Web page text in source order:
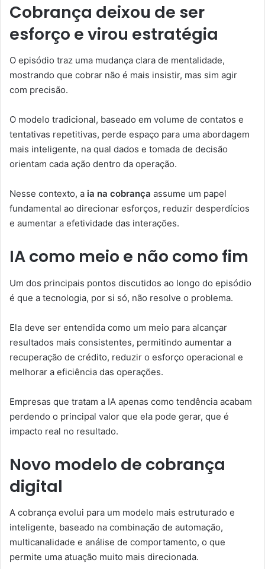
Cobrança deixou de ser
esforço e virou estratégia
O episódio traz uma mudança clara de mentalidade,
mostrando que cobrar não é mais insistir, mas sim agir
com precisão.
O modelo tradicional, baseado em volume de contatos e
tentativas repetitivas, perde espaço para uma abordagem
mais inteligente, na qual dados e tomada de decisão
orientam cada ação dentro da operação.
Nesse contexto, a ia na cobrança assume um papel
fundamental ao direcionar esforços, reduzir desperdícios
e aumentar a efetividade das interações.
IA como meio e não como fim
Um dos principais pontos discutidos ao longo do episódio
é que a tecnologia, por si só, não resolve o problema.
Ela deve ser entendida como um meio para alcançar
resultados mais consistentes, permitindo aumentar a
recuperação de crédito, reduzir o esforço operacional e
melhorar a eficiência das operações.
Empresas que tratam a IA apenas como tendência acabam
perdendo o principal valor que ela pode gerar, que é
impacto real no resultado.
Novo modelo de cobrança
digital
A cobrança evolui para um modelo mais estruturado e
inteligente, baseado na combinação de automação,
multicanalidade e análise de comportamento, o que
permite uma atuação muito mais direcionada.